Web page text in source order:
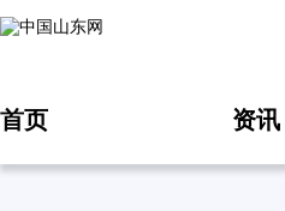
首页 资讯